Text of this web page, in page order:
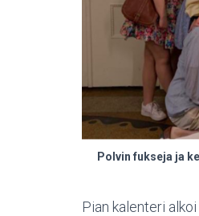
Polvin fukseja ja
Pian kalenteri